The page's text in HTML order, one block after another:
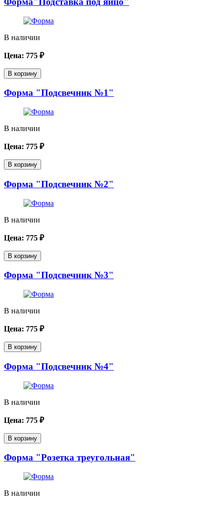
В наличии
Цена: 775 ₽
В корзину
Форма "Подсвечник №1"
В наличии
Цена: 775 ₽
В корзину
Форма "Подсвечник №2"
В наличии
Цена: 775 ₽
В корзину
Форма "Подсвечник №3"
В наличии
Цена: 775 ₽
В корзину
Форма "Подсвечник №4"
В наличии
Цена: 775 ₽
В корзину
Форма "Розетка треугольная"
В наличии